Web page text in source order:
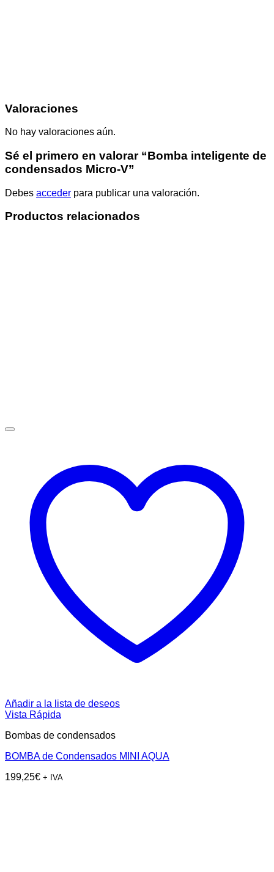
Valoraciones
No hay valoraciones aún.
Sé el primero en valorar “Bomba inteligente de
condensados Micro-V”
Debes acceder para publicar una valoración.
Productos relacionados
Añadir a la lista de deseos
Vista Rápida
Bombas de condensados
BOMBA de Condensados MINI AQUA
199,25€ + IVA